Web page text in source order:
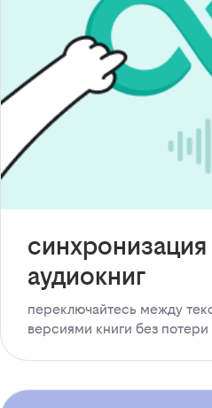
аудиокниг
переключайтесь между
версиями книги без